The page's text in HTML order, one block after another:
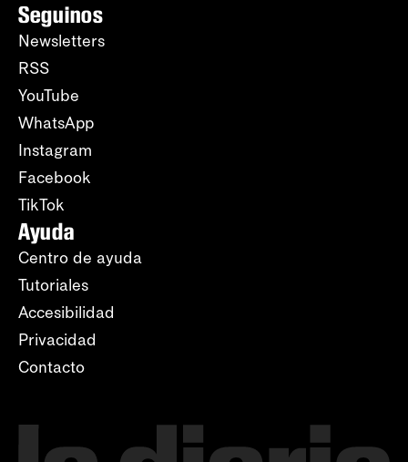
Seguinos
Newsletters
RSS
YouTube
WhatsApp
Instagram
Facebook
TikTok
Ayuda
Centro de ayuda
Tutoriales
Accesibilidad
Privacidad
Contacto